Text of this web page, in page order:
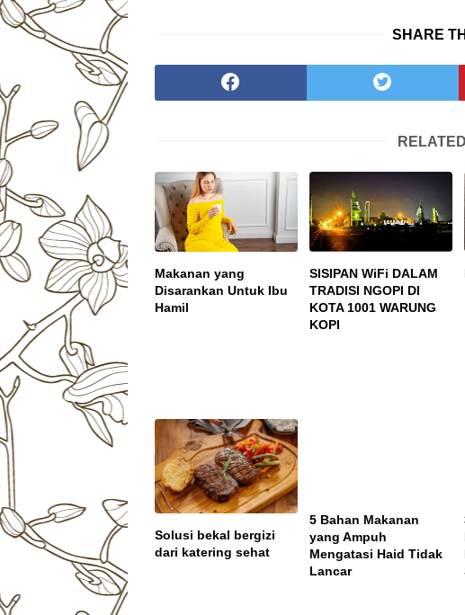
SHARE
Makanan yang
Disarankan Untuk Ibu
Hamil
SISIPAN WiFi DALAM
TRADISI NGOPI DI
KOTA 1001 WARUNG
KOPI
Solusi bekal bergizi
dari katering sehat
5 Bahan Makanan
yang Ampuh
Mengatasi Haid Tidak
Lancar